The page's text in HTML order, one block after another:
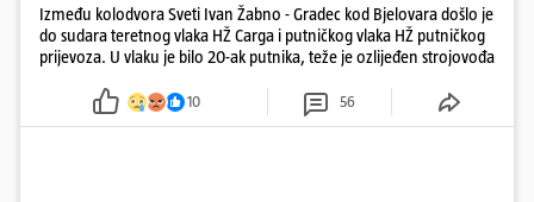
Između kolodvora Sveti Ivan Žabno - Gradec kod Bjelovara došlo je
do sudara teretnog vlaka HŽ Carga i putničkog vlaka HŽ putničkog
prijevoza. U vlaku je bilo 20-ak putnika, teže je ozlijeđen strojovođa
10 56